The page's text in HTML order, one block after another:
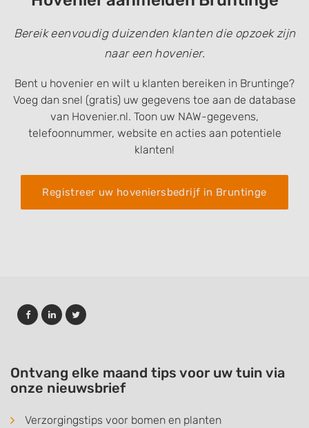
Bereik eenvoudig duizenden klanten die opzoek zijn
naar een hovenier.
Bent u hovenier en wilt u klanten bereiken in Bruntinge?
Voeg dan snel (gratis) uw gegevens toe aan de database
van Hovenier.nl. Toon uw NAW-gegevens,
telefoonnummer, website en acties aan potentiele
klanten!
Registreer uw hoveniersbedrijf in Bruntinge
Ontvang elke maand tips voor uw tuin via
onze nieuwsbrief
Verzorgingstips voor bomen en planten